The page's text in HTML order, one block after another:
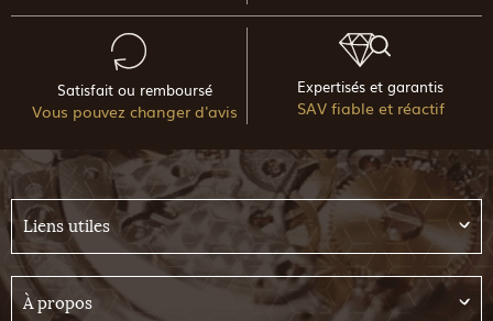
Satisfait ou remboursé
Vous pouvez changer d'avis
Expertisés et garantis
SAV fiable et réactif
Liens utiles
À propos